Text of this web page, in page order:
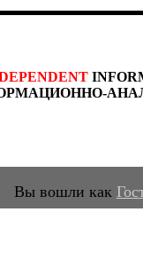
Вы вошли как